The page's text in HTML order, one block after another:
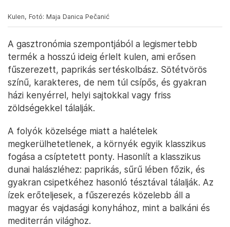
Kulen, Fotó: Maja Danica Pečanić
A gasztronómia szempontjából a legismertebb
termék a hosszú ideig érlelt kulen, ami erősen
fűszerezett, paprikás sertéskolbász. Sötétvörös
színű, karakteres, de nem túl csípős, és gyakran
házi kenyérrel, helyi sajtokkal vagy friss
zöldségekkel tálalják.
A folyók közelsége miatt a halételek
megkerülhetetlenek, a környék egyik klasszikus
fogása a csíptetett ponty. Hasonlít a klasszikus
dunai halászléhez: paprikás, sűrű lében főzik, és
gyakran csipetkéhez hasonló tésztával tálalják. Az
ízek erőteljesek, a fűszerezés közelebb áll a
magyar és vajdasági konyhához, mint a balkáni és
mediterrán világhoz.